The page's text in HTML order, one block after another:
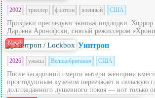
2002 триллер фэнтези военный США
Призраки преследуют экипаж подлодки.
Даррена Аронофски, снятый режиссером
New! Уинтроп
2026 ужасы Великобритания США
После загадочной смерти матери женщина
простодушным кузеном переезжает в сельскую
долгожданного душевного покоя — вот только